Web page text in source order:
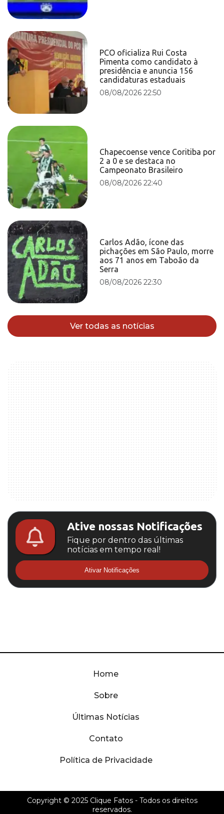
PCO oficializa Rui Costa
Pimenta como candidato à
presidência e anuncia 156
candidaturas estaduais
08/08/2026 22:50
Chapecoense vence Coritiba por
2 a 0 e se destaca no
Campeonato Brasileiro
08/08/2026 22:40
Carlos Adão, ícone das
pichações em São Paulo, morre
aos 71 anos em Taboão da
Serra
08/08/2026 22:30
Ver todas as notícias
Ative nossas Notificações
Fique por dentro das últimas
notícias em tempo real!
Ativar Notificações
Home
Sobre
Últimas Notícias
Contato
Política de Privacidade
Copyright © 2025 Clique Fatos- Todos os direitos
reservados.